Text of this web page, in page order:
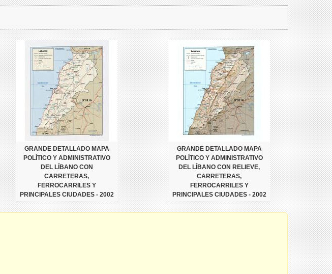
GRANDE DETALLADO MAPA
POLÍTICO Y ADMINISTRATIVO
DEL LÍBANO CON
CARRETERAS,
FERROCARRILES Y
PRINCIPALES CIUDADES - 2002
GRANDE DETALLADO MAPA
POLÍTICO Y ADMINISTRATIVO
DEL LÍBANO CON RELIEVE,
CARRETERAS,
FERROCARRILES Y
PRINCIPALES CIUDADES - 2002